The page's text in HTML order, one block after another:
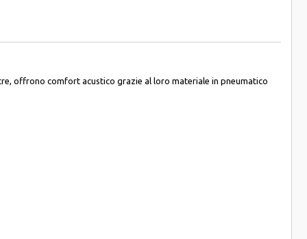
offrono comfort acustico grazie al loro materiale in pneumatico